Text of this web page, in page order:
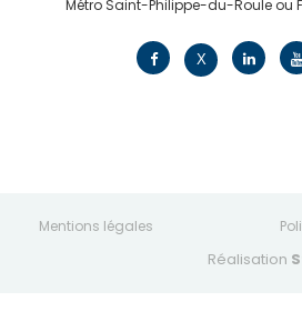
Métro Saint-Philippe-du-Roule ou
X
Mentions légales
Réalisation